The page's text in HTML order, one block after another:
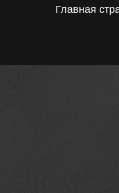
Главная